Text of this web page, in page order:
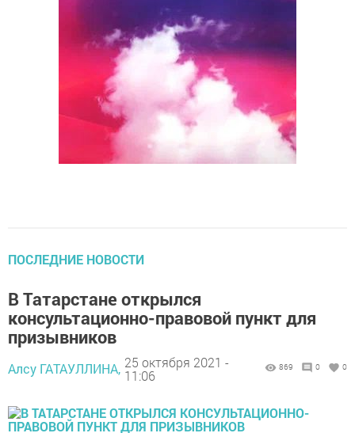
ПОСЛЕДНИЕ НОВОСТИ
В Татарстане открылся
консультационно-правовой пункт для
призывников
Алсу ГАТАУЛЛИНА, 25 октября 2021 -
11:06
869 0 0